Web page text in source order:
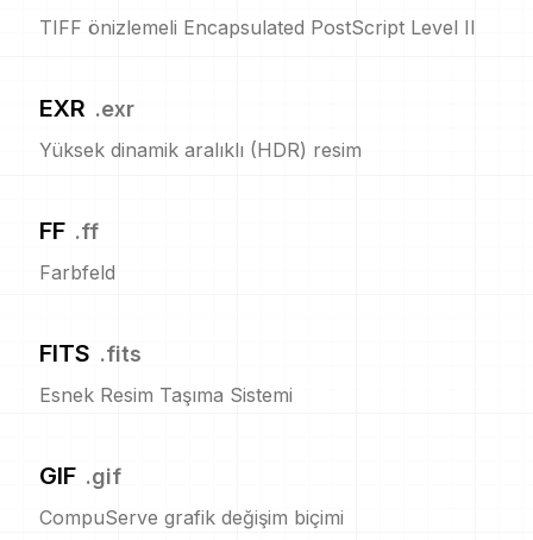
TIFF önizlemeli Encapsulated PostScript Level II
EXR .exr
Yüksek dinamik aralıklı (HDR) resim
FF .ff
Farbfeld
FITS .fits
Esnek Resim Taşıma Sistemi
GIF .gif
CompuServe grafik değişim biçimi